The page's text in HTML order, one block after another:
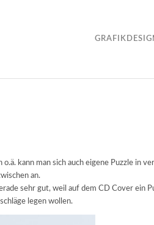
kann man sich auch eigene Puzzle in
an.
sehr gut, weil auf dem CD Cover ein
legen wollen.